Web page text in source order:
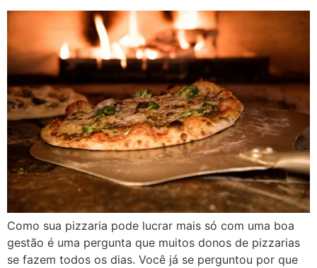
Como sua pizzaria pode lucrar mais só com uma boa
gestão é uma pergunta que muitos donos de pizzarias
se fazem todos os dias. Você já se perguntou por que